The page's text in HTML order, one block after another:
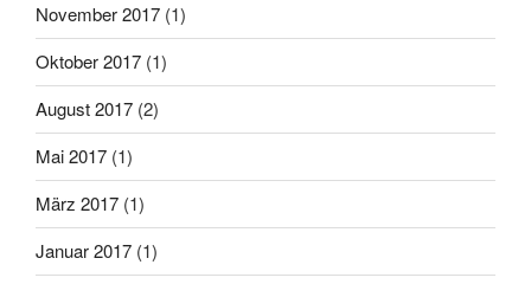
November 2017 (1)
Oktober 2017 (1)
August 2017 (2)
Mai 2017 (1)
März 2017 (1)
Januar 2017 (1)